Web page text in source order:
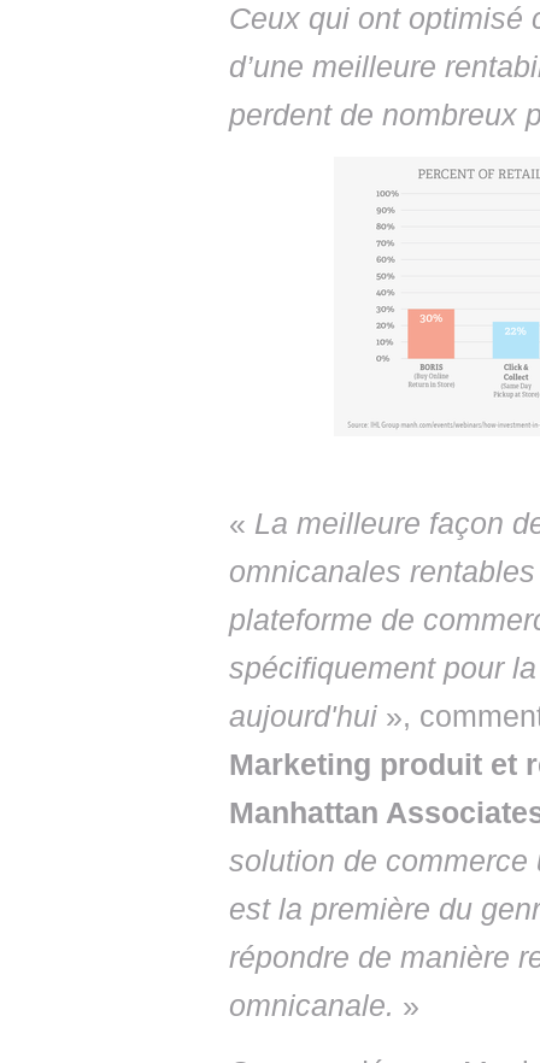
Ceux qui ont optimisé
d’une meilleure
perdent de nombreux
« La meilleure façon
omnicanales
plateforme de
spécifiquement pour
aujourd'hui »,
Marketing produit et
Manhattan
solution de
est la première du
répondre de manière
omnicanale. »